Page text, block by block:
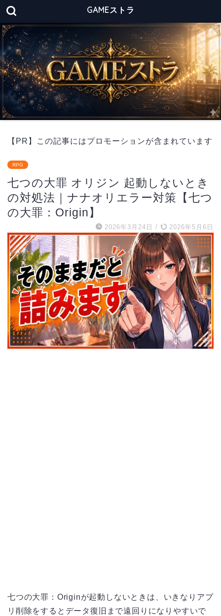
GAMEストラ
【PR】この記事にはプロモーションが含まれています
RPG
七つの大罪 オリジン 起動しないとき
の対処法｜ナナオリエラー対策【七つ
の大罪：Origin】
2026年3月24日 / 2026年5月6日
七つの大罪：Originが起動しないときは、いきなりアプ
リ削除をするとデータ復旧まで遠回りになりやすいで